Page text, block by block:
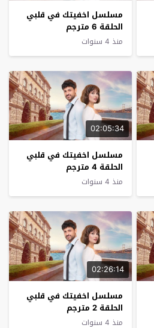
مسلسل اخفيتك في قلبي
الحلقة 6 مترجم
منذ 4 سنوات
02:05:34
مسلسل اخفيتك في قلبي
الحلقة 4 مترجم
منذ 4 سنوات
02:26:14
مسلسل اخفيتك في قلبي
الحلقة 2 مترجم
منذ 4 سنوات